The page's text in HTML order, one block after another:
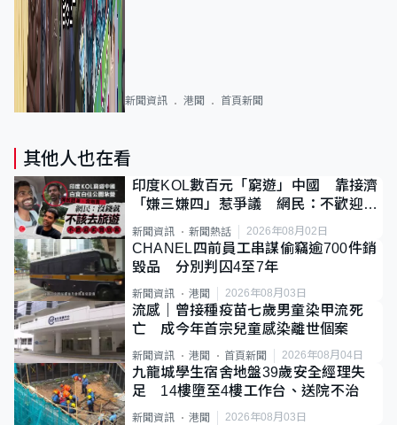
新聞資訊 港聞 首頁新聞
其他人也在看
印度KOL數百元「窮遊」中國 靠接濟
「嫌三嫌四」惹爭議 網民：不歡迎劣
質旅客
新聞資訊 新聞熱話 2026年08月02日
CHANEL四前員工串謀偷竊逾700件銷
毀品 分別判囚4至7年
新聞資訊 港聞 2026年08月03日
流感｜曾接種疫苗七歲男童染甲流死
亡 成今年首宗兒童感染離世個案
新聞資訊 港聞 首頁新聞 2026年08月04日
九龍城學生宿舍地盤39歲安全經理失
足 14樓墮至4樓工作台、送院不治
新聞資訊 港聞 2026年08月03日